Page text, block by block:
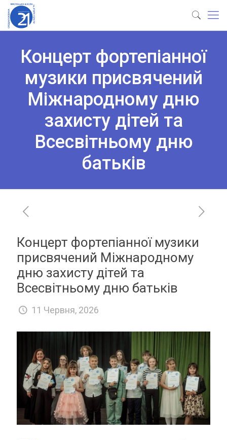
Концерт фортепіанної
музики присвячений
Міжнародному дню
захисту дітей та
Всесвітньому дню
батьків
Концерт фортепіанної музики
присвячений Міжнародному
дню захисту дітей та
Всесвітньому дню батьків
11 Червня, 2026